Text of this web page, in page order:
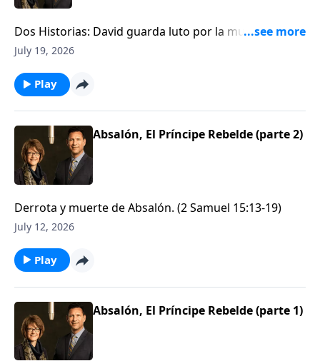
Dos Historias: David guarda luto por la muerte de su
hijo / y Mefi-bóset. (2 Samuel 18:19-19:18, 24:1-25 / 2
July 19, 2026
Play
Absalón, El Príncipe Rebelde (parte 2)
Derrota y muerte de Absalón. (2 Samuel 15:13-19)
July 12, 2026
Play
Absalón, El Príncipe Rebelde (parte 1)